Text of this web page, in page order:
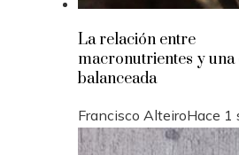
La relación entre
macronutrientes y una
balanceada
Francisco AlteiroHace 1